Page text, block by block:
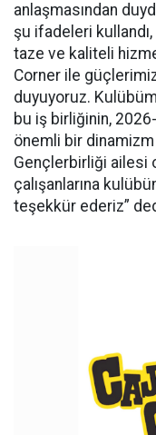
anlaşmasından
şu ifadeleri
taze ve kaliteli
Corner ile
duyuyoruz.
bu iş birliğinin,
önemli bir dinamizm
Gençlerbirliği ailesi
çalışanlarına
teşekkür ederiz”